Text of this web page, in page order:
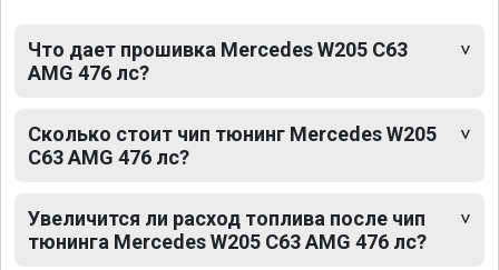
Что дает прошивка Mercedes W205 C63
AMG 476 лс?
Сколько стоит чип тюнинг Mercedes W205
C63 AMG 476 лс?
Увеличится ли расход топлива после чип
тюнинга Mercedes W205 C63 AMG 476 лс?